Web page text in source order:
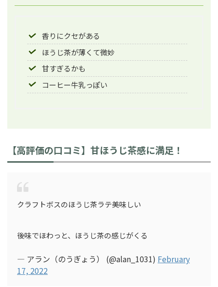
香りにクセがある
ほうじ茶が薄くて微妙
甘すぎるかも
コーヒー牛乳っぽい
【高評価の口コミ】甘ほうじ茶感に満足！
クラフトボスのほうじ茶ラテ美味しい
後味でほわっと、ほうじ茶の感じがくる
— アラン（のうぎょう） (@alan_1031) February
17, 2022